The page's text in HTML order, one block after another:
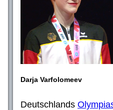
Darja Varfolomeev
Deutschlands